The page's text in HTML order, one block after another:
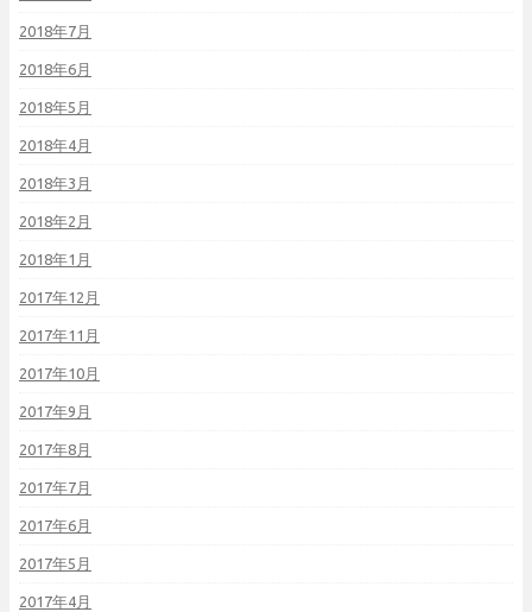
2018年7月
2018年6月
2018年5月
2018年4月
2018年3月
2018年2月
2018年1月
2017年12月
2017年11月
2017年10月
2017年9月
2017年8月
2017年7月
2017年6月
2017年5月
2017年4月